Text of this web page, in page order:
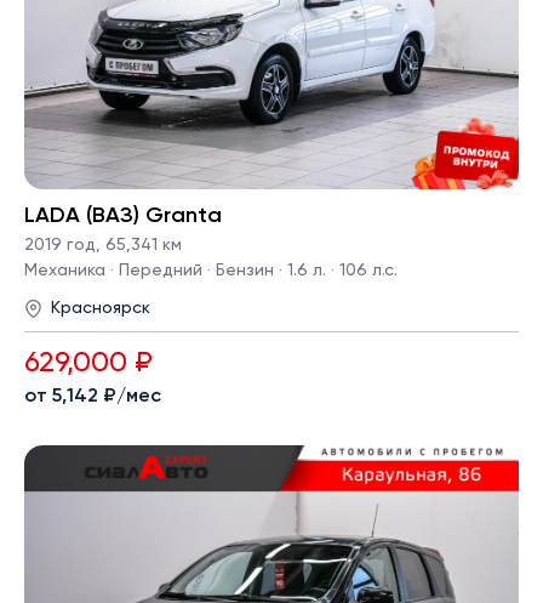
LADA (ВАЗ) Granta
2019 год, 65,341 км
Механика · Передний · Бензин · 1.6 л. · 106 л.с.
Красноярск
629,000 ₽
от 5,142 ₽/мес